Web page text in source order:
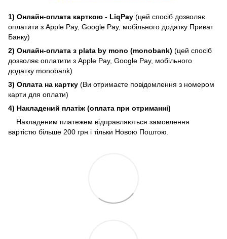
1) Онлайн-оплата карткою - LiqPay (цей спосіб дозволяє
оплатити з Apple Pay, Google Pay, мобільного додатку Приват
Банку)
2) Онлайн-оплата з plata by mono (monobank) (цей спосіб
дозволяє оплатити з Apple Pay, Google Pay, мобільного
додатку monobank)
3) Оплата на картку (Ви отримаєте повідомлення з номером
карти для оплати)
4) Накладений платіж (оплата при отриманні)
Накладеним платежем відправляються замовлення
вартістю більше 200 грн і тільки Новою Поштою.